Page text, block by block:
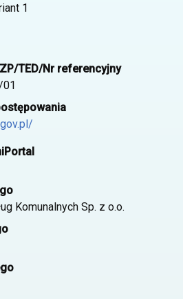
1
TED/Nr referencyjny
Komunalnych Sp. z o.o.